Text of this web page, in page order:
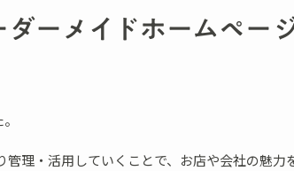
ーメイドホームペー
理・活用していくことで、お店や会社の魅